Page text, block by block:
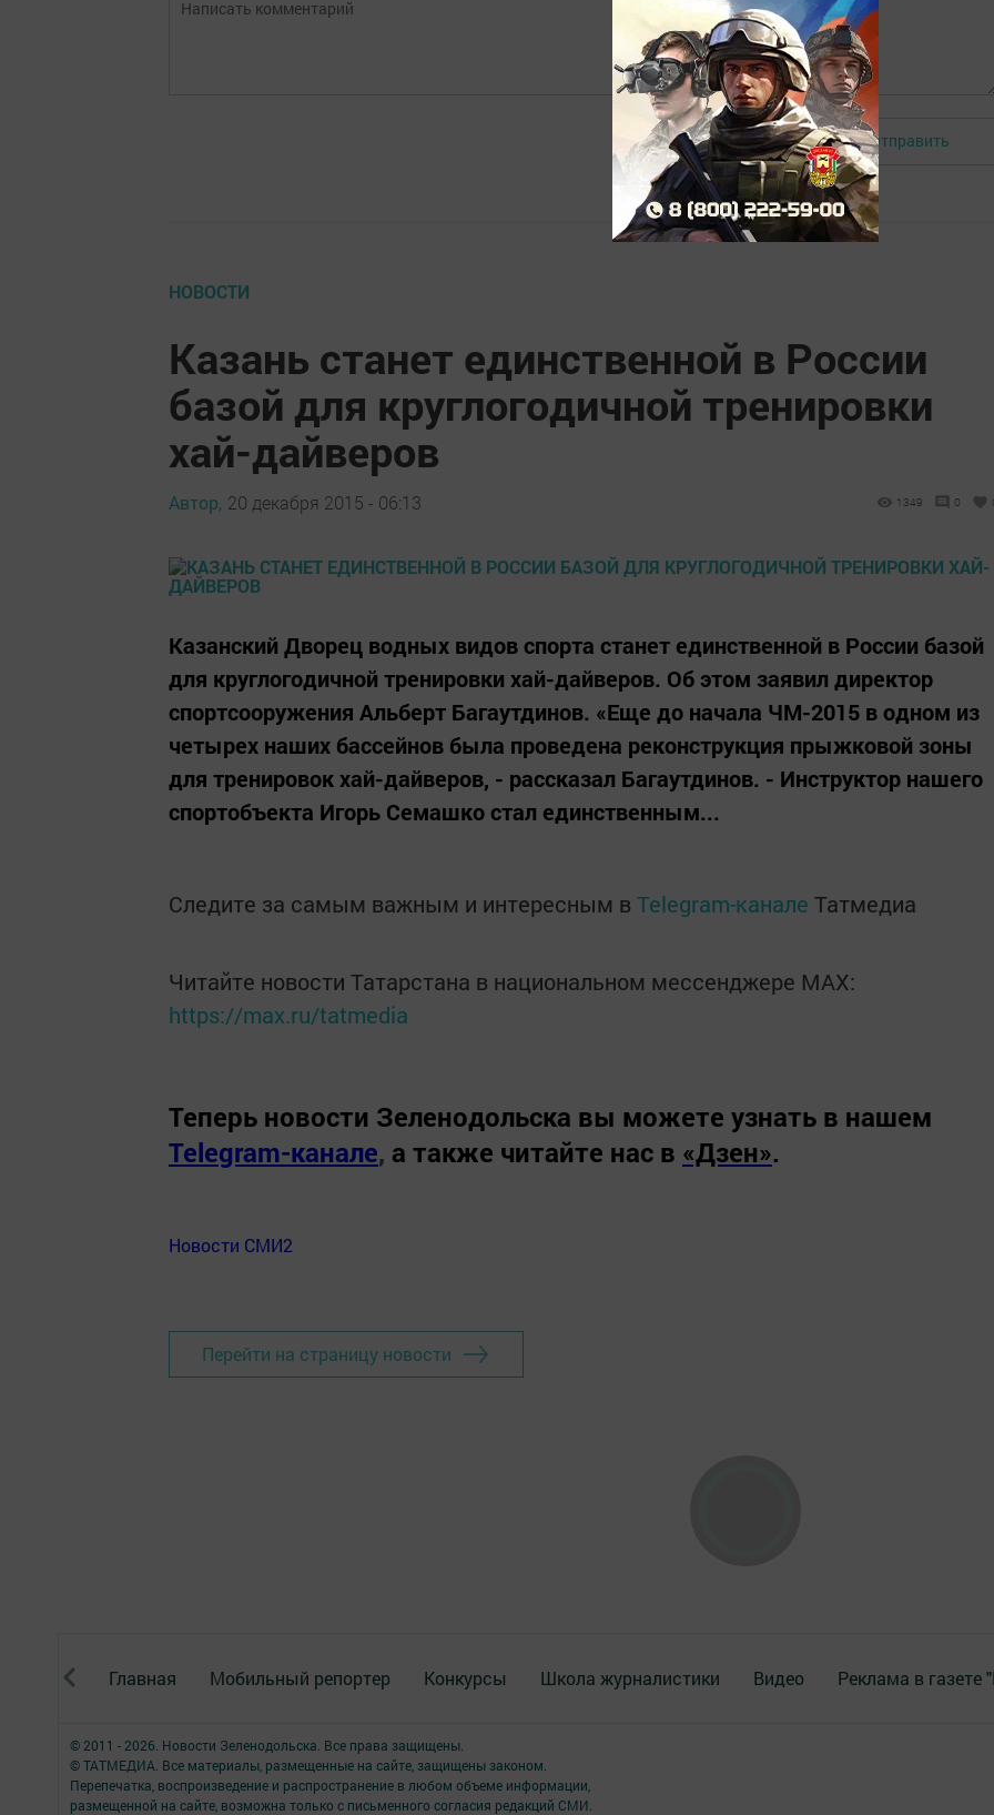
Авторизоваться Отправить
НОВОСТИ
Казань станет единственной в России
базой для круглогодичной тренировки
хай-дайверов
Автор, 20 декабря 2015 - 06:13 1349 0
Казанский Дворец водных видов спорта станет единственной в России базой
для круглогодичной тренировки хай-дайверов. Об этом заявил директор
спортсооружения Альберт Багаутдинов. «Еще до начала ЧМ-2015 в одном из
четырех наших бассейнов была проведена реконструкция прыжковой зоны
для тренировок хай-дайверов, - рассказал Багаутдинов. - Инструктор нашего
спортобъекта Игорь Семашко стал единственным...
Следите за самым важным и интересным в Telegram-канале Татмедиа
Читайте новости Татарстана в национальном мессенджере MАХ:
https://max.ru/tatmedia
Теперь новости Зеленодольска вы можете узнать в нашем
Telegram-канале, а также читайте нас в «Дзен».
Новости СМИ2
Перейти на страницу новости
Главная Мобильный репортер Конкурсы Школа журналистики Видео Реклама в
© 2011 - 2026. Новости Зеленодольска. Все права защищены.
© ТАТМЕДИА. Все материалы, размещенные на сайте, защищены законом.
Перепечатка, воспроизведение и распространение в любом объеме информации,
размещенной на сайте, возможна только с письменного согласия редакций СМИ.